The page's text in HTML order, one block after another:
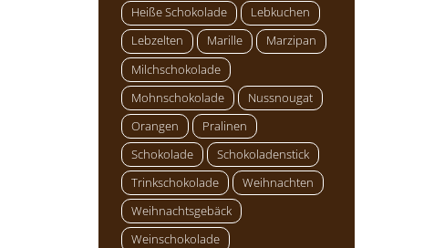
Heiße Schokolade
Lebkuchen
Lebzelten
Marille
Marzipan
Milchschokolade
Mohnschokolade
Nussnougat
Orangen
Pralinen
Schokolade
Schokoladenstick
Trinkschokolade
Weihnachten
Weihnachtsgebäck
Weinschokolade